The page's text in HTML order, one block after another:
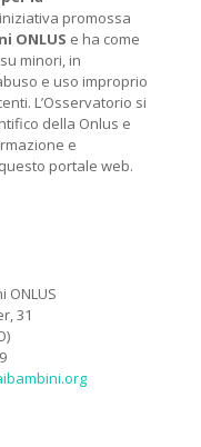
promossa
ONLUS e ha come
minori, in
e uso improprio
L’Osservatorio si
della Onlus e
e
portale web.
ONLUS
31